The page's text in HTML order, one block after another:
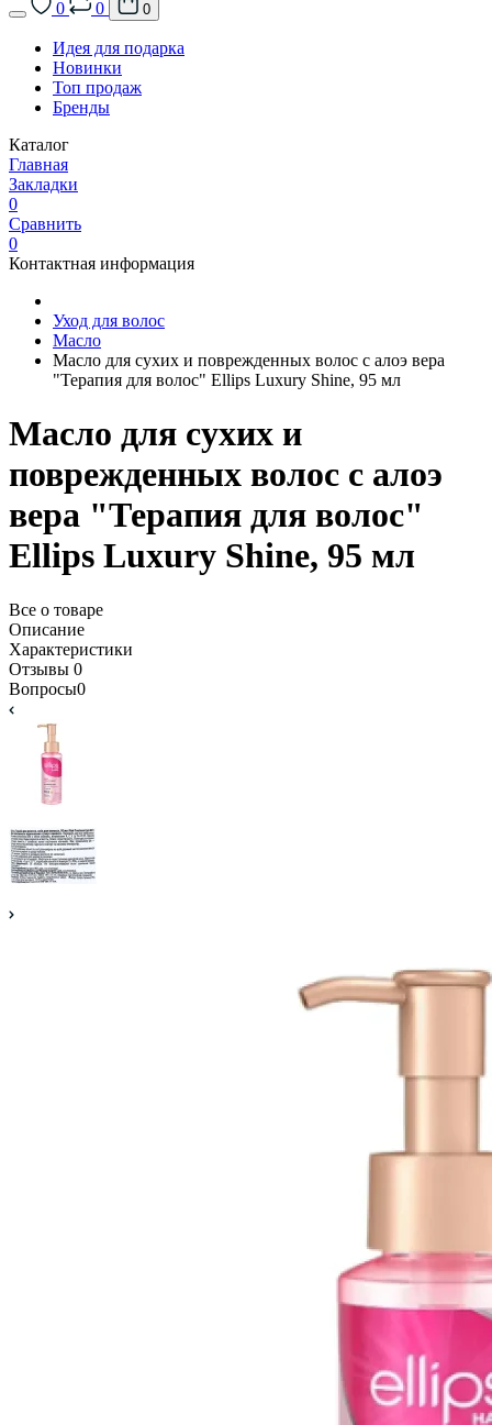
0 0 0
Идея для подарка
Новинки
Топ продаж
Бренды
Каталог
Главная
Закладки
0
Сравнить
0
Контактная информация
Уход для волос
Масло
Масло для сухих и поврежденных волос с алоэ вера
"Терапия для волос" Ellips Luxury Shine, 95 мл
Масло для сухих и
поврежденных волос с алоэ
вера "Терапия для волос"
Ellips Luxury Shine, 95 мл
Все о товаре
Описание
Характеристики
Отзывы 0
Вопросы0